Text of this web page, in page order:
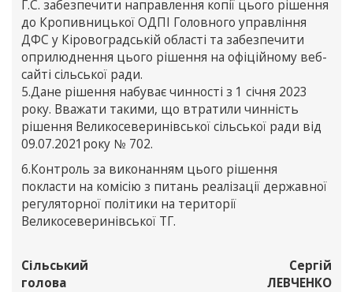
Г.С. забезпечити направлення копії цього рішення
до Кропивницької ОДПІ Головного управління
ДФС у Кіровоградській області та забезпечити
оприлюднення цього рішення на офіційному веб-
сайті сільської ради.
5.Дане рішення набуває чинності з 1 січня 2023
року. Вважати такими, що втратили чинність
рішення Великосеверинівської сільської ради від
09.07.2021року № 702.
6.Контроль за виконанням цього рішення
покласти на комісію з питань реалізації державної
регуляторної політики на території
Великосеверинівської ТГ.
Сільський
голова
Сергій
ЛЕВЧЕНКО